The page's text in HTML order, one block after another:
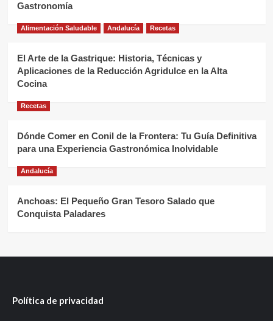
Gastronomía
Alimentación Saludable Andalucía Recetas
El Arte de la Gastrique: Historia, Técnicas y
Aplicaciones de la Reducción Agridulce en la Alta
Cocina
Recetas
Dónde Comer en Conil de la Frontera: Tu Guía Definitiva
para una Experiencia Gastronómica Inolvidable
Andalucía
Anchoas: El Pequeño Gran Tesoro Salado que
Conquista Paladares
Política de privacidad